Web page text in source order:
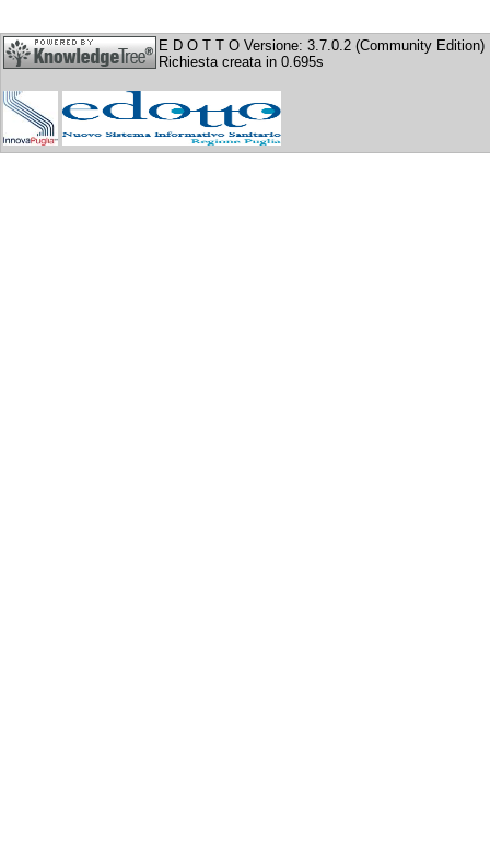
E D O T T O Versione: 3.7.0.2 (Community Edition)
Richiesta creata in 0.695s